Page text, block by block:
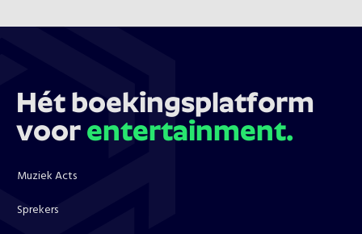
Hét boekingsplatform
voor entertainment.
Muziek Acts
Sprekers